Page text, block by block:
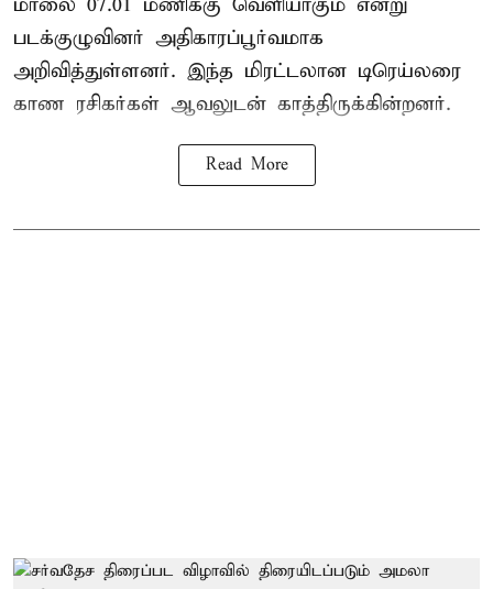
படக்குழுவினர் அதிகாரப்பூர்வமாக
அறிவித்துள்ளனர். இந்த மிரட்டலான டிரெய்லரை
காண ரசிகர்கள் ஆவலுடன் காத்திருக்கின்றனர்.
Read More